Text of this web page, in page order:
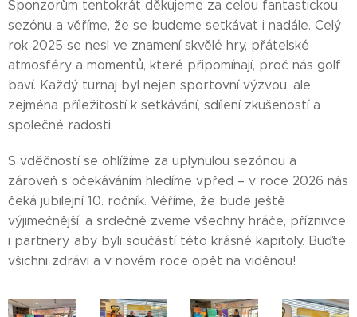
Sponzorům tentokrát děkujeme za celou fantastickou
sezónu a věříme, že se budeme setkávat i nadále. Celý
rok 2025 se nesl ve znamení skvělé hry, přátelské
atmosféry a momentů, které připomínají, proč nás golf
baví. Každý turnaj byl nejen sportovní výzvou, ale
zejména příležitostí k setkávání, sdílení zkušeností a
společné radosti.
S vděčností se ohlížíme za uplynulou sezónou a
zároveň s očekáváním hledíme vpřed – v roce 2026 nás
čeká jubilejní 10. ročník. Věříme, že bude ještě
výjimečnější, a srdečně zveme všechny hráče, příznivce
i partnery, aby byli součástí této krásné kapitoly. Buďte
všichni zdrávi a v novém roce opět na viděnou!